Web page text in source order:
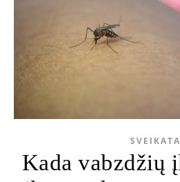
SVEIKATA
Kada vabzdžių